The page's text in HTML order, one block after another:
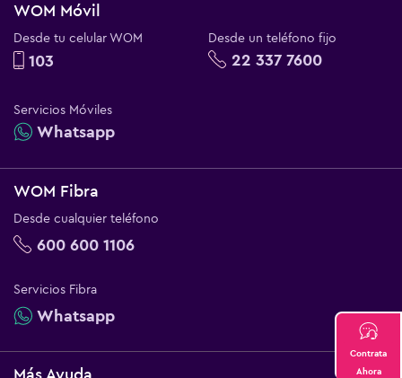
WOM Móvil
Desde tu celular WOM
103
Desde un teléfono fijo
22 337 7600
Servicios Móviles
Whatsapp
WOM Fibra
Desde cualquier teléfono
600 600 1106
Servicios Fibra
Whatsapp
Más Ayuda
Contrata
Ahora